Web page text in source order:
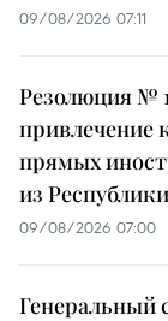
09/08/2026 07:11
Резолюция №
привлечение
прямых
из
09/08/2026 07:00
Генеральный